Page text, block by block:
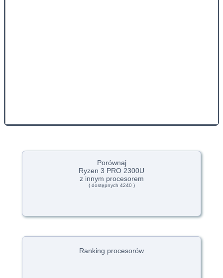
Porównaj
Ryzen 3 PRO 2300U
z innym procesorem
( dostępnych 4240 )
Ranking procesorów